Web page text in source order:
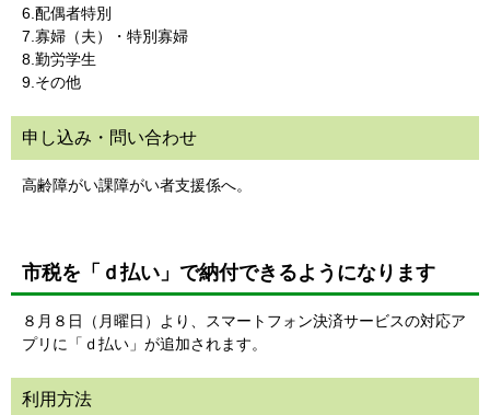
6.配偶者特別
7.寡婦（夫）・特別寡婦
8.勤労学生
9.その他
申し込み・問い合わせ
高齢障がい課障がい者支援係へ。
市税を「ｄ払い」で納付できるようになります
８月８日（月曜日）より、スマートフォン決済サービスの対応ア
プリに「ｄ払い」が追加されます。
利用方法